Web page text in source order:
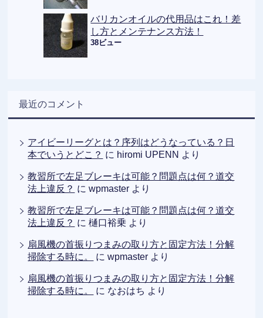
バリカンオイルの代用品はこれ！差
し方とメンテナンス方法！
38ビュー
最近のコメント
アイビーリーグとは？序列はどうなっている？日
本でいうとどこ？ に hiromi UPENN より
教習所で左足ブレーキは可能？問題点は何？道交
法上違反？ にwpmaster より
教習所で左足ブレーキは可能？問題点は何？道交
法上違反？ に樋口裕乗 より
扇風機の首振りつまみの取り方と固定方法！分解
掃除する時に。
にwpmaster より
扇風機の首振りつまみの取り方と固定方法！分解
掃除する時に。
に なおはち より